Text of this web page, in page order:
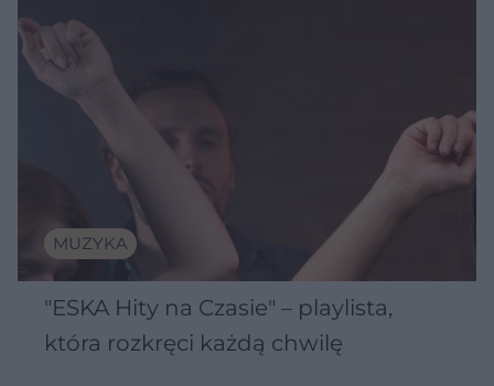
MUZYKA
"ESKA Hity na Czasie" – playlista,
która rozkręci każdą chwilę